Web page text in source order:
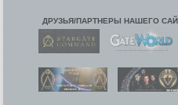
ДРУЗЬЯ/ПАРТНЕРЫ НАШЕГО